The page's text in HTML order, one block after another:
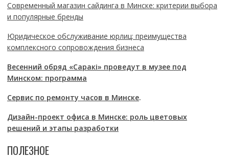
Современный магазин сайдинга в Минске: критерии выбора
и популярные бренды
Юридическое обслуживание юрлиц: преимущества
комплексного сопровождения бизнеса
Весенний обряд «Саракі» проведут в музее под
Минском: программа
Сервис по ремонту часов в Минске.
Дизайн-проект офиса в Минске: роль цветовых
решений и этапы разработки
ПОЛЕЗНОЕ